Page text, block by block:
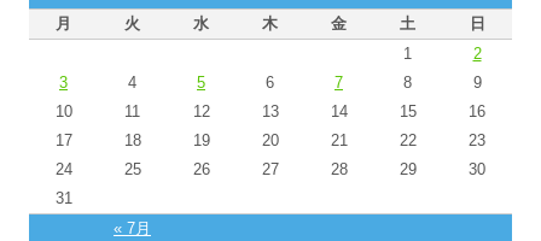
月 火 水 木 金 土 日
« 7月
1
2
3
4 5 6 7 8
9
10
11 12 13 14 15
16
17
18 19 20 21 22
23
24
25 26 27 28 29
30
31